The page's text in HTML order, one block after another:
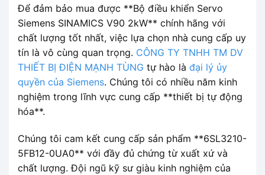
Để đảm bảo mua được **Bộ điều khiển Servo
Siemens SINAMICS V90 2kW** chính hãng với
chất lượng tốt nhất, việc lựa chọn nhà cung cấp uy
tín là vô cùng quan trọng. CÔNG TY TNHH TM DV
THIẾT BỊ ĐIỆN MẠNH TÙNG tự hào là đại lý ủy
quyền của Siemens. Chúng tôi có nhiều năm kinh
nghiệm trong lĩnh vực cung cấp **thiết bị tự động
hóa**.
Chúng tôi cam kết cung cấp sản phẩm **6SL3210-
5FB12-0UA0** với đầy đủ chứng từ xuất xứ và
chất lượng. Đội ngũ kỹ sư giàu kinh nghiệm của